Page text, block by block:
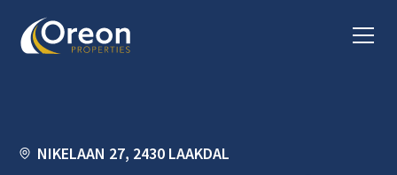
NIKELAAN 27, 2430 LAAKDAL